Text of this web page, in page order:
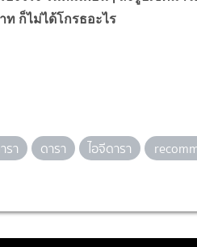
ท ก็ไม่ได้โกรธอะไร
รา ดารา ไอจีดารา